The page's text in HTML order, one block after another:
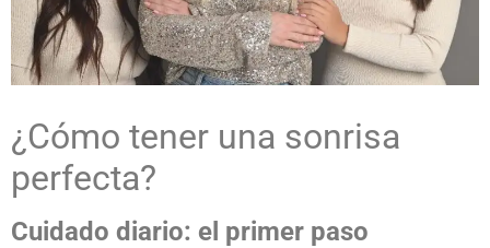
¿Cómo tener una sonrisa
perfecta?
Cuidado diario: el primer paso